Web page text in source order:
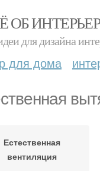
ОБ
для дизайна
для дома
Естественная
вентиляция